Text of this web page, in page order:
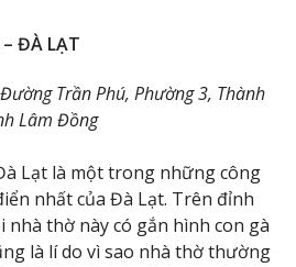
ĐÀ LẠT
Trần Phú, Phường 3, Thành
Lâm Đồng
Lạt là một trong những công
nhất của Đà Lạt. Trên đỉnh
nhà thờ này có gắn hình con gà
là lí do vì sao nhà thờ thường